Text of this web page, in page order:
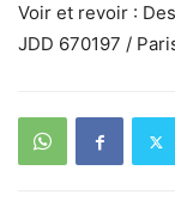
Voir et revoir :
JDD 670197 /